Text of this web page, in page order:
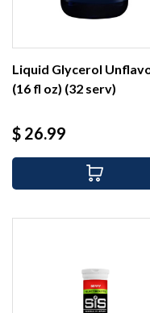
Liquid Glycerol
(16 fl oz) (32 serv)
Precio
$ 26.99